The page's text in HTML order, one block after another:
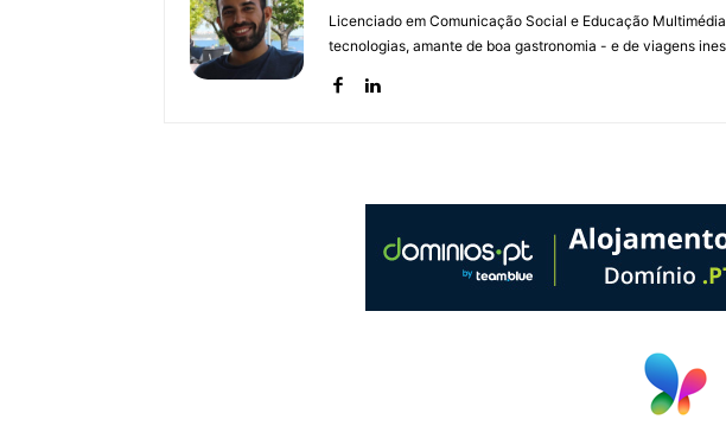
Licenciado em Comunicação Social e Educação
tecnologias, amante de boa gastronomia - e de viagens